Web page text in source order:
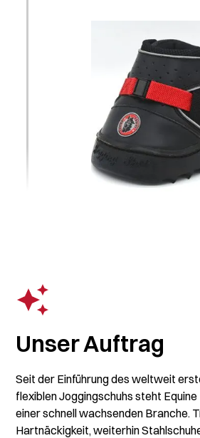
Unser Auftrag
Seit der Einführung des weltweit
flexiblen Joggingschuhs steht
einer schnell wachsenden Branche.
Hartnäckigkeit, weiterhin